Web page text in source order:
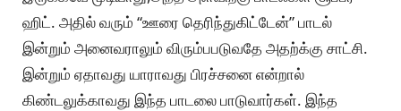
ஹிட். அதில் வரும் “ஊரை தெரிந்துகிட்டேன்” பாடல்
இன்றும் அனைவராலும் விரும்பபடுவதே அதற்க்கு சாட்சி.
இன்றும் ஏதாவது யாராவது பிரச்சனை என்றால்
கிண்டலுக்காவது இந்த பாடலை பாடுவார்கள். இந்த